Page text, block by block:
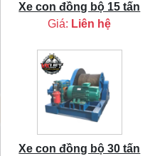
Xe con đồng bộ 15 tấn
Giá: Liên hệ
Xe con đồng bộ 30 tấn